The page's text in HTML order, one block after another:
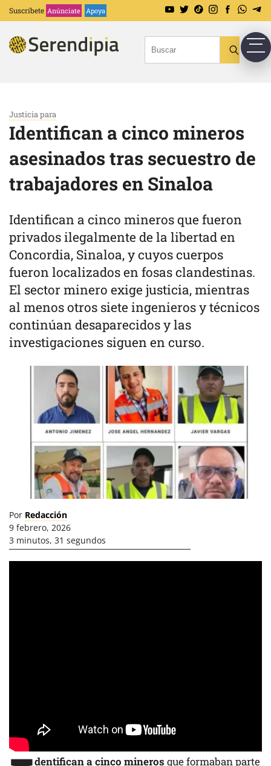
Suscríbete Anúnciate Apoya
Justicia para
Identifican a cinco mineros
asesinados tras secuestro de
trabajadores en Sinaloa
Identifican a cinco mineros que fueron
privados ilegalmente de la libertad en
Concordia, Sinaloa, y cuyos cuerpos
fueron localizados en fosas clandestinas.
El sector minero exige justicia, mientras
al menos otros siete ingenieros y técnicos
continúan desaparecidos y las
investigaciones siguen en curso.
Por Redacción
9 febrero, 2026
3 minutos, 31 segundos
dentifican a cinco mineros que formaban parte